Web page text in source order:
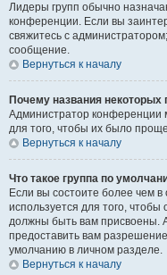
Лидеры групп обычно
конференции. Если вы
свяжитесь с
сообщение.
Вернуться к началу
Почему названия
Администратор конференции
для того, чтобы их было
Вернуться к началу
Что такое группа по
Если вы состоите более чем
используется для того, чтобы
должны быть вам присвоены.
предоставить вам
умолчанию в личном разделе.
Вернуться к началу